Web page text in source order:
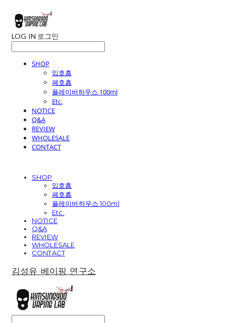
LOG IN 로그인
SHOP
입호흡
폐호흡
플레이버하우스 100ml
Etc.
NOTICE
Q&A
REVIEW
WHOLESALE
CONTACT
SHOP
입호흡
폐호흡
플레이버하우스 100ml
Etc.
NOTICE
Q&A
REVIEW
WHOLESALE
CONTACT
김성유 베이핑 연구소